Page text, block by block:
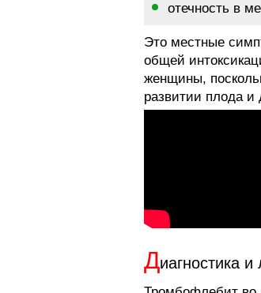
отечность в
Это местные
общей
женщины,
развитии плода
Диагностика и